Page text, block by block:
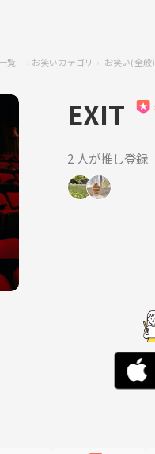
覧 お笑いカテゴリ お笑い(全般)
EXIT
2 人が推し登録